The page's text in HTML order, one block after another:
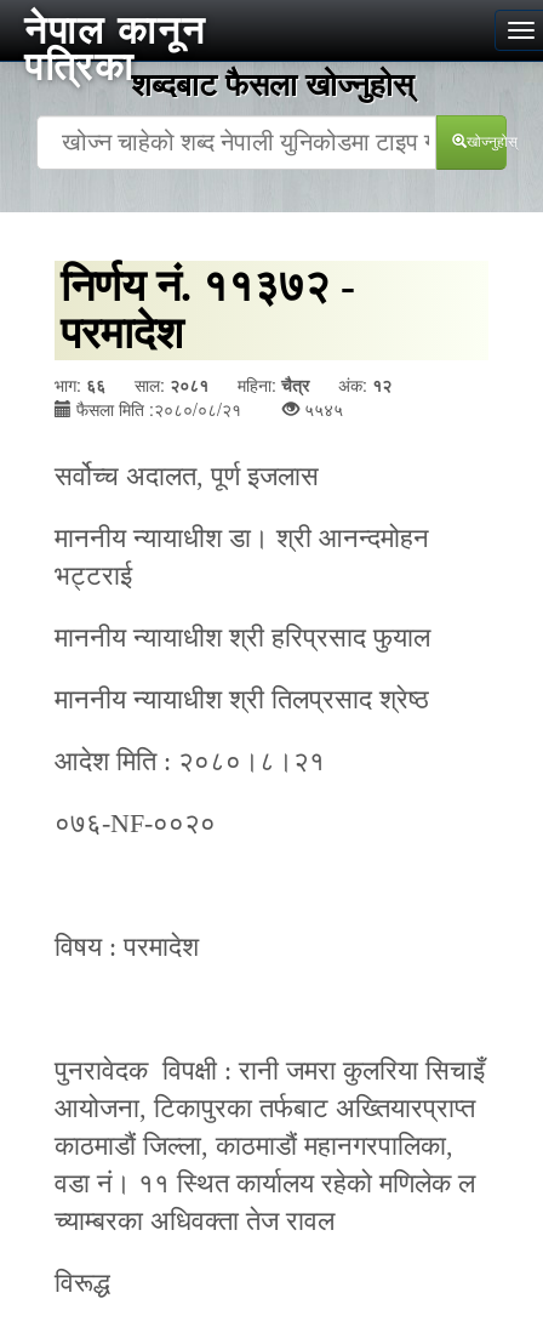
नेपाल कानून
पत्रिकाशब्दबाट फैसला खोज्‍नुहोस्
खोज्‍नुहोस्
निर्णय नं. ११३७२ -
परमादेश
भाग: ६६ साल: २०८१ महिना:चैत्र अंक: १२
फैसला मिति :२०८०/०८/२१
५५४५
सर्वोच्च अदालत, पूर्ण इजलास
माननीय न्यायाधीश डा। श्री आनन्दमोहन
भट्टराई
माननीय न्यायाधीश श्री हरिप्रसाद फुयाल
माननीय न्यायाधीश श्री तिलप्रसाद श्रेष्ठ
आदेश मिति : २०८०।८।२१
०७६-NF-००२०
विषय : परमादेश
पुनरावेदक विपक्षी : रानी जमरा कुलरिया सिचाइँ
आयोजना, टिकापुरका तर्फबाट अख्तियारप्राप्त
काठमाडौं जिल्ला, काठमाडौं महानगरपालिका,
वडा नं। ११ स्थित कार्यालय रहेको मणिलेक ल
च्याम्बरका अधिवक्ता तेज रावल
विरूद्ध